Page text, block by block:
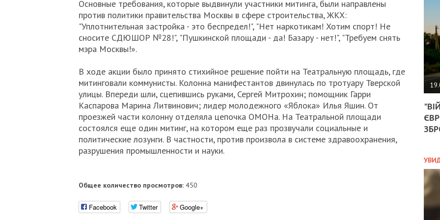
Основные требования, которые выдвинули участники митинга, были направлены
против политики правительства Москвы в сфере строительства, ЖКХ:
"Уплотнительная застройка - это беспредел!", "Нет наркотикам! Хотим спорт! Не
сносите СДЮШОР №28!", "Пушкинской площади - да! Базару - нет!", "Требуем снять
мэра Москвы!».
В ходе акции было принято стихийное решение пойти на Театральную площадь, где
митинговали коммунисты. Колонна манифестантов двинулась по тротуару Тверской
улицы. Впереди шли, сцепившись руками, Сергей Митрохин; помощник Гарри
Каспарова Марина Литвинович; лидер молодежного «Яблока» Илья Яшин. От
проезжей части колонну отделяла цепочка ОМОНа. На Театральной площади
состоялся еще один митинг, на котором еще раз прозвучали социальные и
политические лозунги. В частности, против произвола в системе здравоохранения,
разрушения промышленности и науки.
Общее количество просмотров:450
Facebook Twitter Google+
НА